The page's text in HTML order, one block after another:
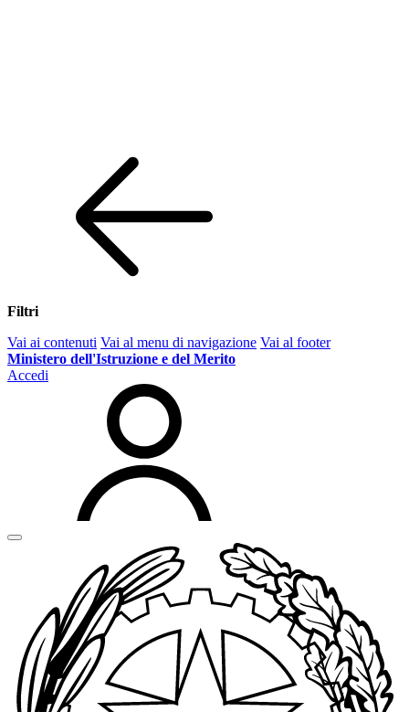
Filtri
Vai ai contenuti Vai al menu di navigazione Vai al footer
Ministero dell'Istruzione e del Merito
Accedi